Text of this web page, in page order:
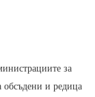
за
обсъдени и редица